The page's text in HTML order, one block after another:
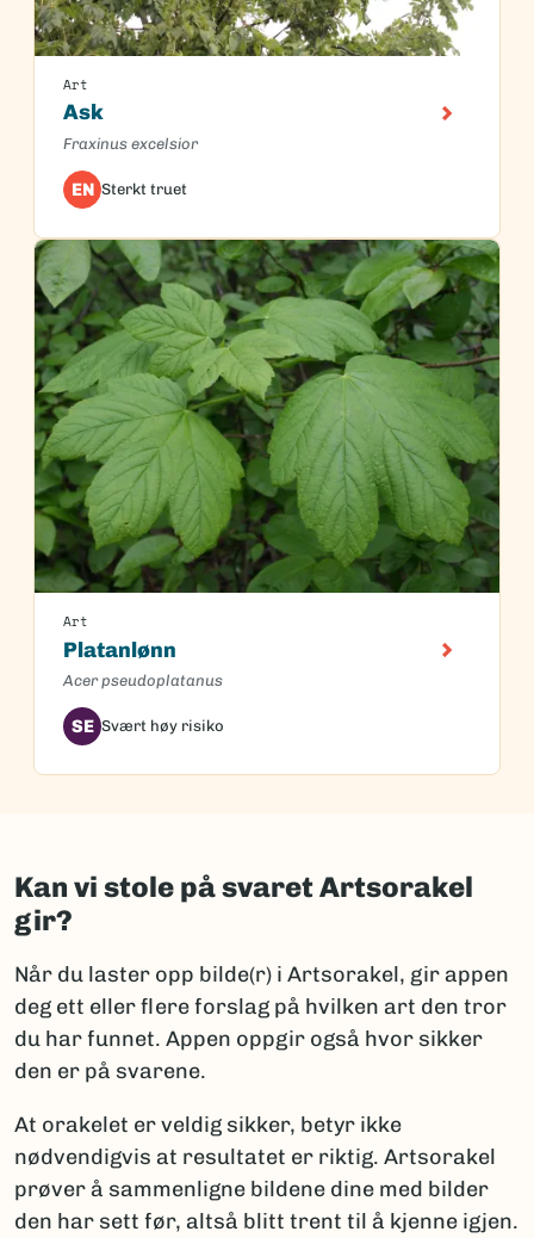
Art
Ask
Fraxinus excelsior
EN Sterkt truet
Art
Platanlønn
Acer pseudoplatanus
SE Svært høy risiko
Kan vi stole på svaret Artsorakel
gir?
Når du laster opp bilde(r) i Artsorakel, gir appen
deg ett eller flere forslag på hvilken art den tror
du har funnet. Appen oppgir også hvor sikker
den er på svarene.
At orakelet er veldig sikker, betyr ikke
nødvendigvis at resultatet er riktig. Artsorakel
prøver å sammenligne bildene dine med bilder
den har sett før, altså blitt trent til å kjenne igjen.